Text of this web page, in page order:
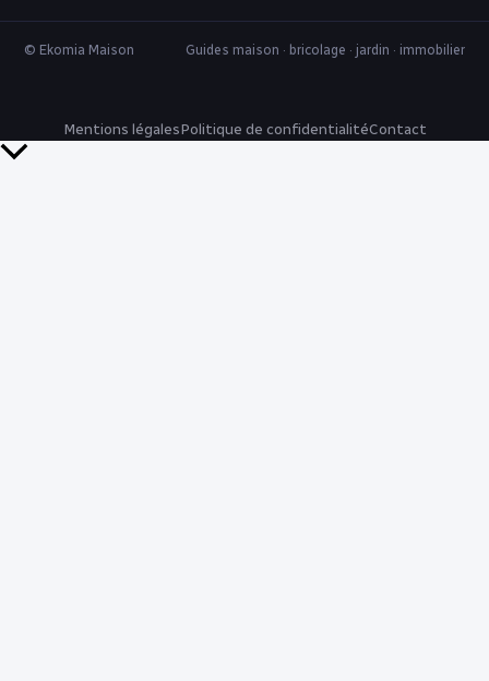
© Ekomia Maison Guides maison · bricolage · jardin · immobilier
Mentions légalesPolitique de confidentialitéContact